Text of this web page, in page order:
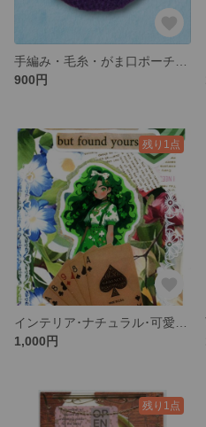
900円
残り1点
1,000円
残り1点